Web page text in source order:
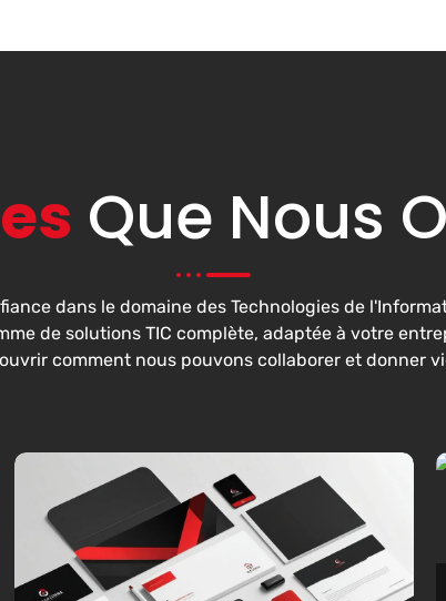
Que Nous
dans le domaine des Technologies de
de solutions TIC complète, adaptée à votre
comment nous pouvons collaborer et donner